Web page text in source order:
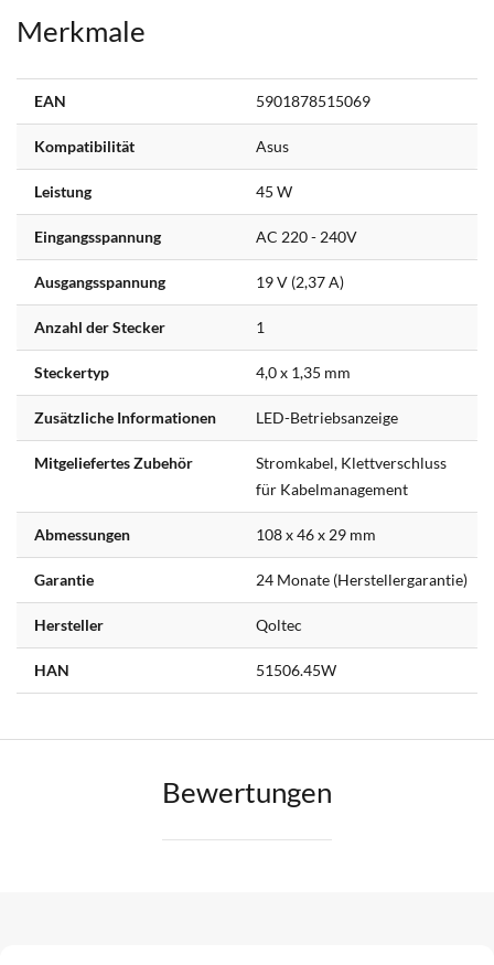
Merkmale
EAN 5901878515069
Kompatibilität Asus
Leistung 45 W
Eingangsspannung AC 220 - 240V
Ausgangsspannung 19 V (2,37 A)
Anzahl der Stecker 1
Steckertyp 4,0 x 1,35 mm
Zusätzliche Informationen LED-Betriebsanzeige
Mitgeliefertes Zubehör
Stromkabel, Klettverschluss
für Kabelmanagement
Abmessungen 108 x 46 x 29 mm
Garantie 24 Monate (Herstellergarantie)
Hersteller Qoltec
HAN 51506.45W
Bewertungen